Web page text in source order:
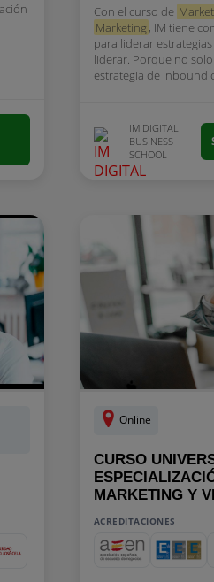
Con el curso de
Marketing , IM tiene
para liderar
liderar. Porque no
estrategia de inbound
IM DIGITAL
BUSINESS
SCHOOL
Online
CURSO
MARKETING Y
ACREDITACIONES